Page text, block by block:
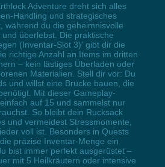
Adventure dreht sich alles
Handling und strategisches
während du die geheimnisvolle
überlebst. Die praktische
(Inventar-Slot 3)' gibt dir die
richtige Anzahl an Items im dritten
– kein lästiges Überladen oder
Materialien. Stell dir vor: Du
und willst eine Brücke bauen, die
Mit dieser Gameplay-
auf 15 und sammelst nur
So bleibt dein Rucksack
und vermeidest Stressmomente,
voll ist. Besonders in Quests
präzise Inventar-Menge ein
bist immer perfekt ausgerüstet –
mit 5 Heilkräutern oder intensive